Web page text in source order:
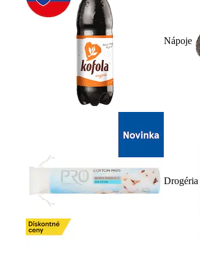
Nápoje
Drogéria